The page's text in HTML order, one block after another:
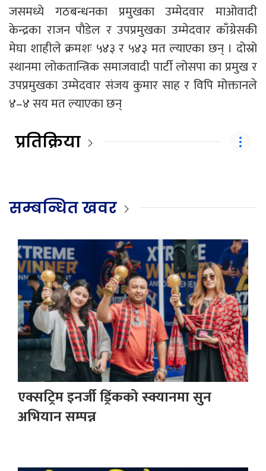
जसमध्ये गठबन्धनका प्रमुखका उम्मेदवार माओवादी
केन्द्रका राजन पौडेल र उपप्रमुखका उम्मेदवार काँग्रेसकी
मेघा शाहीले क्रमशः ५४३ र ५४३ मत ल्याएका छन् । दोस्रो
स्थानमा लोकतान्त्रिक समाजवादी पार्टी लोसपा का प्रमुख र
उपप्रमुखका उम्मेदवार संजय कुमार साह र विपि मोक्तानले
४–४ सय मत ल्याएका छन्
प्रतिक्रिया
सम्बन्धित खवर
एक्सट्रिम इनर्जी ड्रिंकको स्क्यानमा सुन
अभियान सम्पन्न